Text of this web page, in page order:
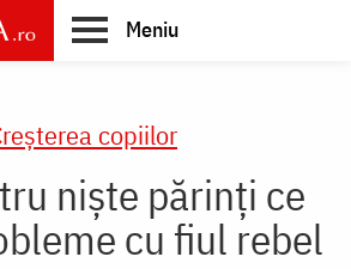
Meniu
copiilor
niște părinți ce
cu fiul rebel